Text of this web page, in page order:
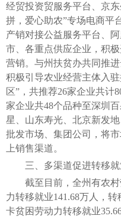
经贸投资贸服务平台、京
拼，爱心助农”专场电商平
产销对接公益服务平台、
市、各重点供应企业，积
营销。与州扶贫办共同推
积极引导农业经营主体入
区”，共推荐26家企业共计
家企业共48个品种至深圳
星、山东寿光、北京新发
批发市场、集团公司，将
上销售渠道。
三、多渠道促进转移就
截至目前，全州有农村
力转移就业141.68万人，
卡贫困劳动力转移就业